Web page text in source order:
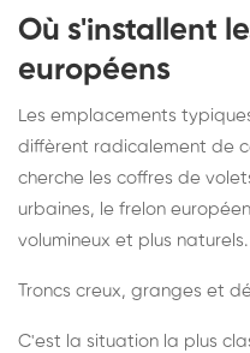
Où s'installent
européens
Les emplacements
diffèrent radicalement de
cherche les coffres de
urbaines, le frelon
volumineux et plus naturels.
Troncs creux, granges et
C'est la situation la plus